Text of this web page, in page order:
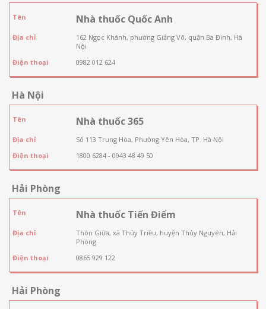
Tên Nhà thuốc Quốc Anh
Địa chỉ
162 Ngọc Khánh, phường Giảng Võ, quận Ba Đình, Hà
Nội
Điện thoại
0982 012 624
Hà Nội
Tên Nhà thuốc 365
Địa chỉ
Số 113 Trung Hòa, Phường Yên Hòa, TP. Hà Nội
Điện thoại
1800 6284 - 0943 48 49 50
Hải Phòng
Tên Nhà thuốc Tiến Điểm
Địa chỉ
Thôn Giữa, xã Thủy Triều, huyện Thủy Nguyên, Hải
Phòng
Điện thoại
0865 929 122
Hải Phòng